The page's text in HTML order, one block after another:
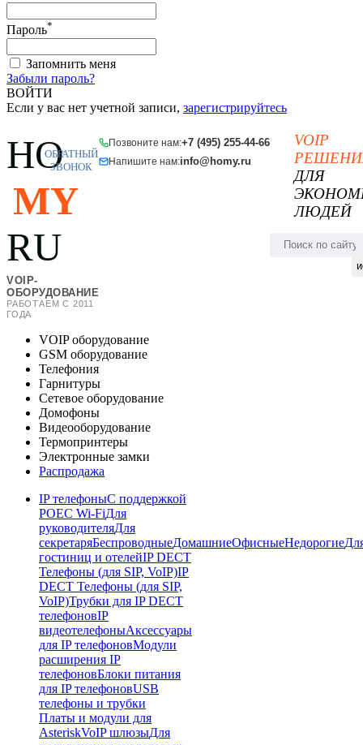
Пароль*
Запомнить меня
Забыли пароль?
ВОЙТИ
Если у вас нет учетной записи, зарегистрируйтесь
HO
MY
RU
VOIP-
ОБОРУДОВАНИЕ
РАБОТАЕМ С 2011
ГОДА
Позвоните нам:+7 (495) 255-44-66
Напишите нам:info@homy.ru
ОБРАТНЫЙ
ЗВОНОК
VOIP
ДЛЯ
ЛЮДЕЙ
VOIP оборудование
GSM оборудование
Телефония
Гарнитуры
Сетевое оборудование
Домофоны
Видеооборудование
Термопринтеры
Электронные замки
Распродажа
IP телефоныС поддержкой
POEC Wi-FiДля
руководителяДля
секретаряБеспроводныеДомашниеОфисныеНедорогие
гостиниц и отелейIP DECT
Телефоны (для SIP, VoIP)IP
DECT Телефоны (для SIP,
VoIP)Трубки для IP DECT
телефоновIP
видеотелефоныАксессуары
для IP телефоновМодули
расширения IP
телефоновБлоки питания
для IP телефоновUSB
телефоны и трубки
Платы и модули для
AsteriskVoIP шлюзыДля